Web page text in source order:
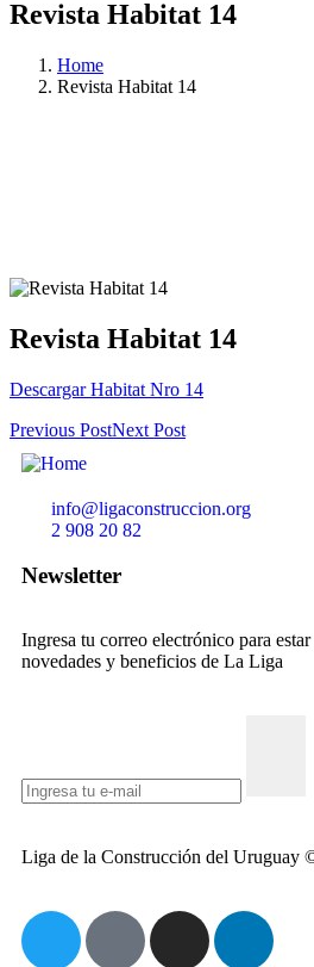
Revista Habitat 14
Home
Revista Habitat 14
Revista Habitat 14
Descargar Habitat Nro 14
Previous PostNext Post
info@ligaconstruccion.org
2 908 20 82
Newsletter
Ingresa tu correo electrónico para
novedades y beneficios de La Liga
Liga de la Construcción del Uruguay